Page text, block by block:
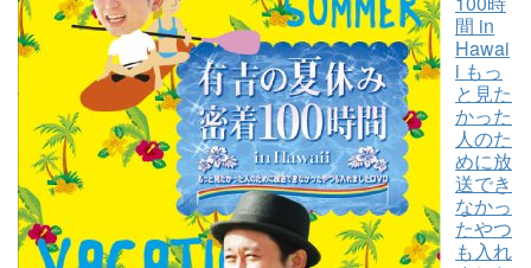
間 in
Hawai
i もっ
と見た
かった
人のた
めに放
送でき
なかっ
たやつ
も入れ